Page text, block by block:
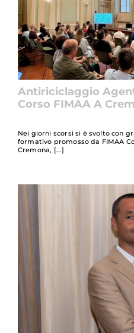
Antiriciclaggio
Corso FIMAA A
Nei giorni scorsi si è svolto con
formativo promosso da FIMAA
Cremona,